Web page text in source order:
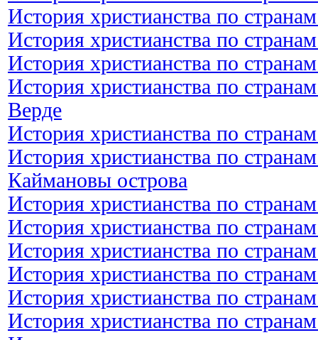
История христианства по
История христианства по
История христианства по
История христианства по
Верде
История христианства по
История христианства по
Каймановы острова
История христианства по
История христианства по
История христианства по
История христианства по
История христианства по
История христианства по